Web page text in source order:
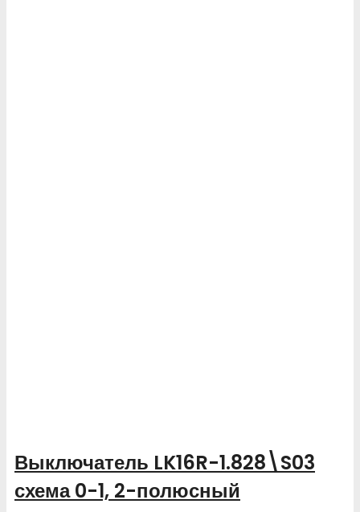
Выключатель LK16R-1.828\S03
схема 0-1, 2-полюсный